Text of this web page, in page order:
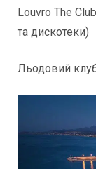
Louvro The
та дискотеки)
Льодовий